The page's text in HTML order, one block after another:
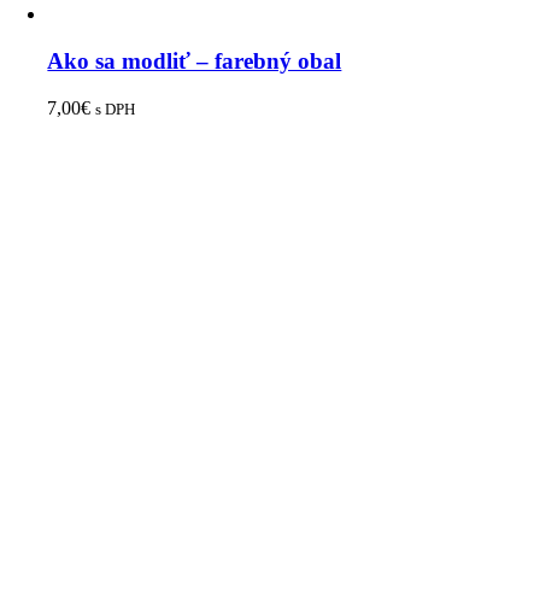
Ako sa modliť – farebný obal
7,00€ s DPH